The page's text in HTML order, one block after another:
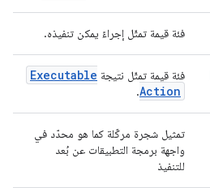
فئة قيمة تمثّل إجراءً يمكن تنفيذه.
فئة قيمة تمثّل نتيجة Executable
Action
.
تمثيل شجرة مركّلة كما هو محدّد في
واجهة برمجة التطبيقات عن بُعد
للتنفيذ